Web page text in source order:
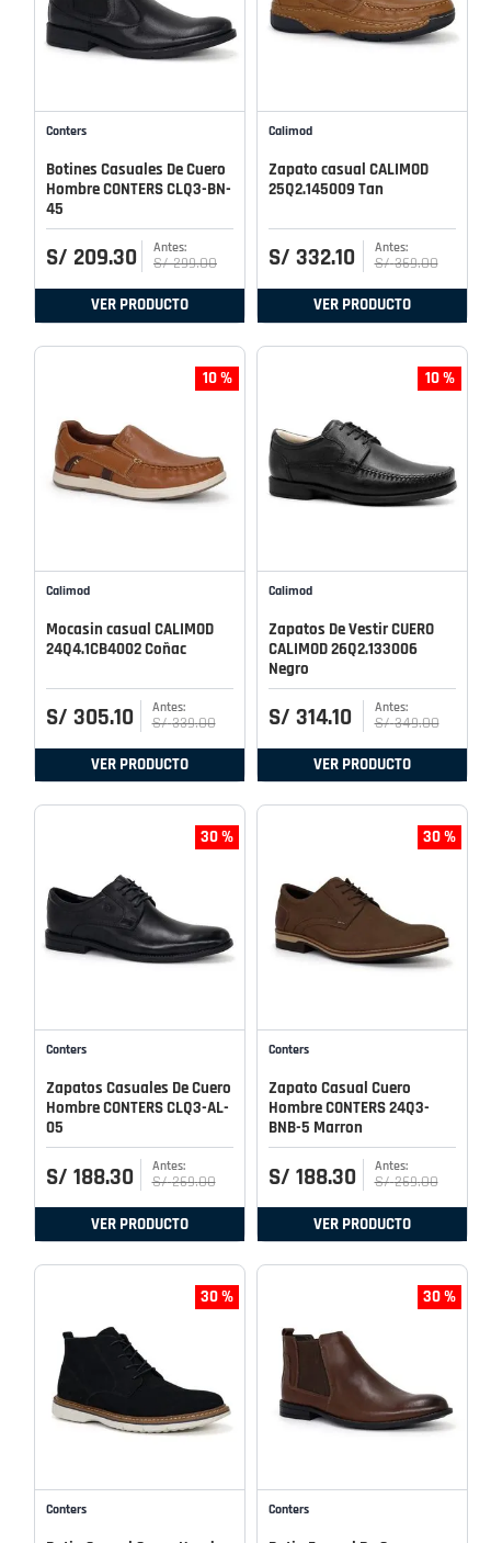
Conters
Botines Casuales De Cuero
Hombre CONTERS CLQ3-BN-
45
S/ 209.30 S/ 299.00
VER PRODUCTO
Calimod
Zapato casual CALIMOD
25Q2.145009 Tan
S/ 332.10 S/ 369.00
VER PRODUCTO
10 %
Calimod
Mocasin casual CALIMOD
24Q4.1CB4002 Coñac
S/ 305.10 S/ 339.00
VER PRODUCTO
10 %
Calimod
Zapatos De Vestir CUERO
CALIMOD 26Q2.133006
Negro
S/ 314.10 S/ 349.00
VER PRODUCTO
30 %
Conters
Zapatos Casuales De Cuero
Hombre CONTERS CLQ3-AL-
05
S/ 188.30 S/ 269.00
VER PRODUCTO
30 %
Conters
Zapato Casual Cuero
Hombre CONTERS 24Q3-
BNB-5 Marron
S/ 188.30 S/ 269.00
VER PRODUCTO
30 %
Conters
30 %
Conters